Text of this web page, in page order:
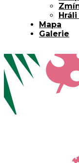
Mapa
Galerie